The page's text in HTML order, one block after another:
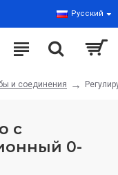
Русский
и соединения
с
0-